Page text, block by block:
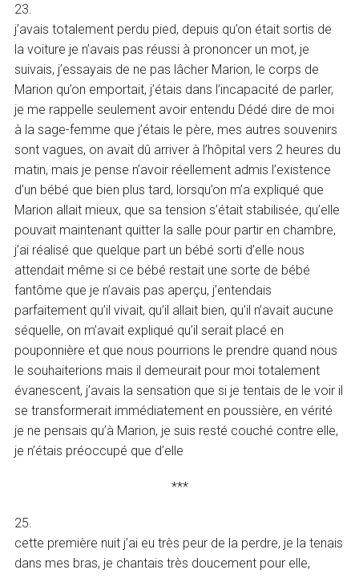
23.
j’avais totalement perdu pied, depuis qu’on était sortis de
la voiture je n’avais pas réussi à prononcer un mot, je
suivais, j’essayais de ne pas lâcher Marion, le corps de
Marion qu’on emportait, j’étais dans l’incapacité de parler,
je me rappelle seulement avoir entendu Dédé dire de moi
à la sage-femme que j’étais le père, mes autres souvenirs
sont vagues, on avait dû arriver à l’hôpital vers 2 heures du
matin, mais je pense n’avoir réellement admis l’existence
d’un bébé que bien plus tard, lorsqu’on m’a expliqué que
Marion allait mieux, que sa tension s’était stabilisée, qu’elle
pouvait maintenant quitter la salle pour partir en chambre,
j’ai réalisé que quelque part un bébé sorti d’elle nous
attendait même si ce bébé restait une sorte de bébé
fantôme que je n’avais pas aperçu, j’entendais
parfaitement qu’il vivait, qu’il allait bien, qu’il n’avait aucune
séquelle, on m’avait expliqué qu’il serait placé en
pouponnière et que nous pourrions le prendre quand nous
le souhaiterions mais il demeurait pour moi totalement
évanescent, j’avais la sensation que si je tentais de le voir il
se transformerait immédiatement en poussière, en vérité
je ne pensais qu’à Marion, je suis resté couché contre elle,
je n’étais préoccupé que d’elle
***
25.
cette première nuit j’ai eu très peur de la perdre, je la tenais
dans mes bras, je chantais très doucement pour elle,